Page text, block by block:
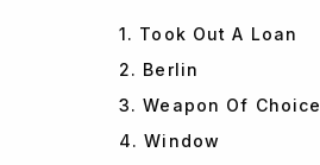
1. Took Out A Loan
2. Berlin
3. Weapon Of Choice
4. Window